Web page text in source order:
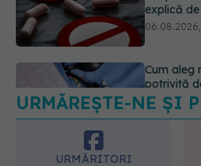
aceeași
Mii de
putea
URMĂREȘTE-NE ȘI
URMĂRITORI